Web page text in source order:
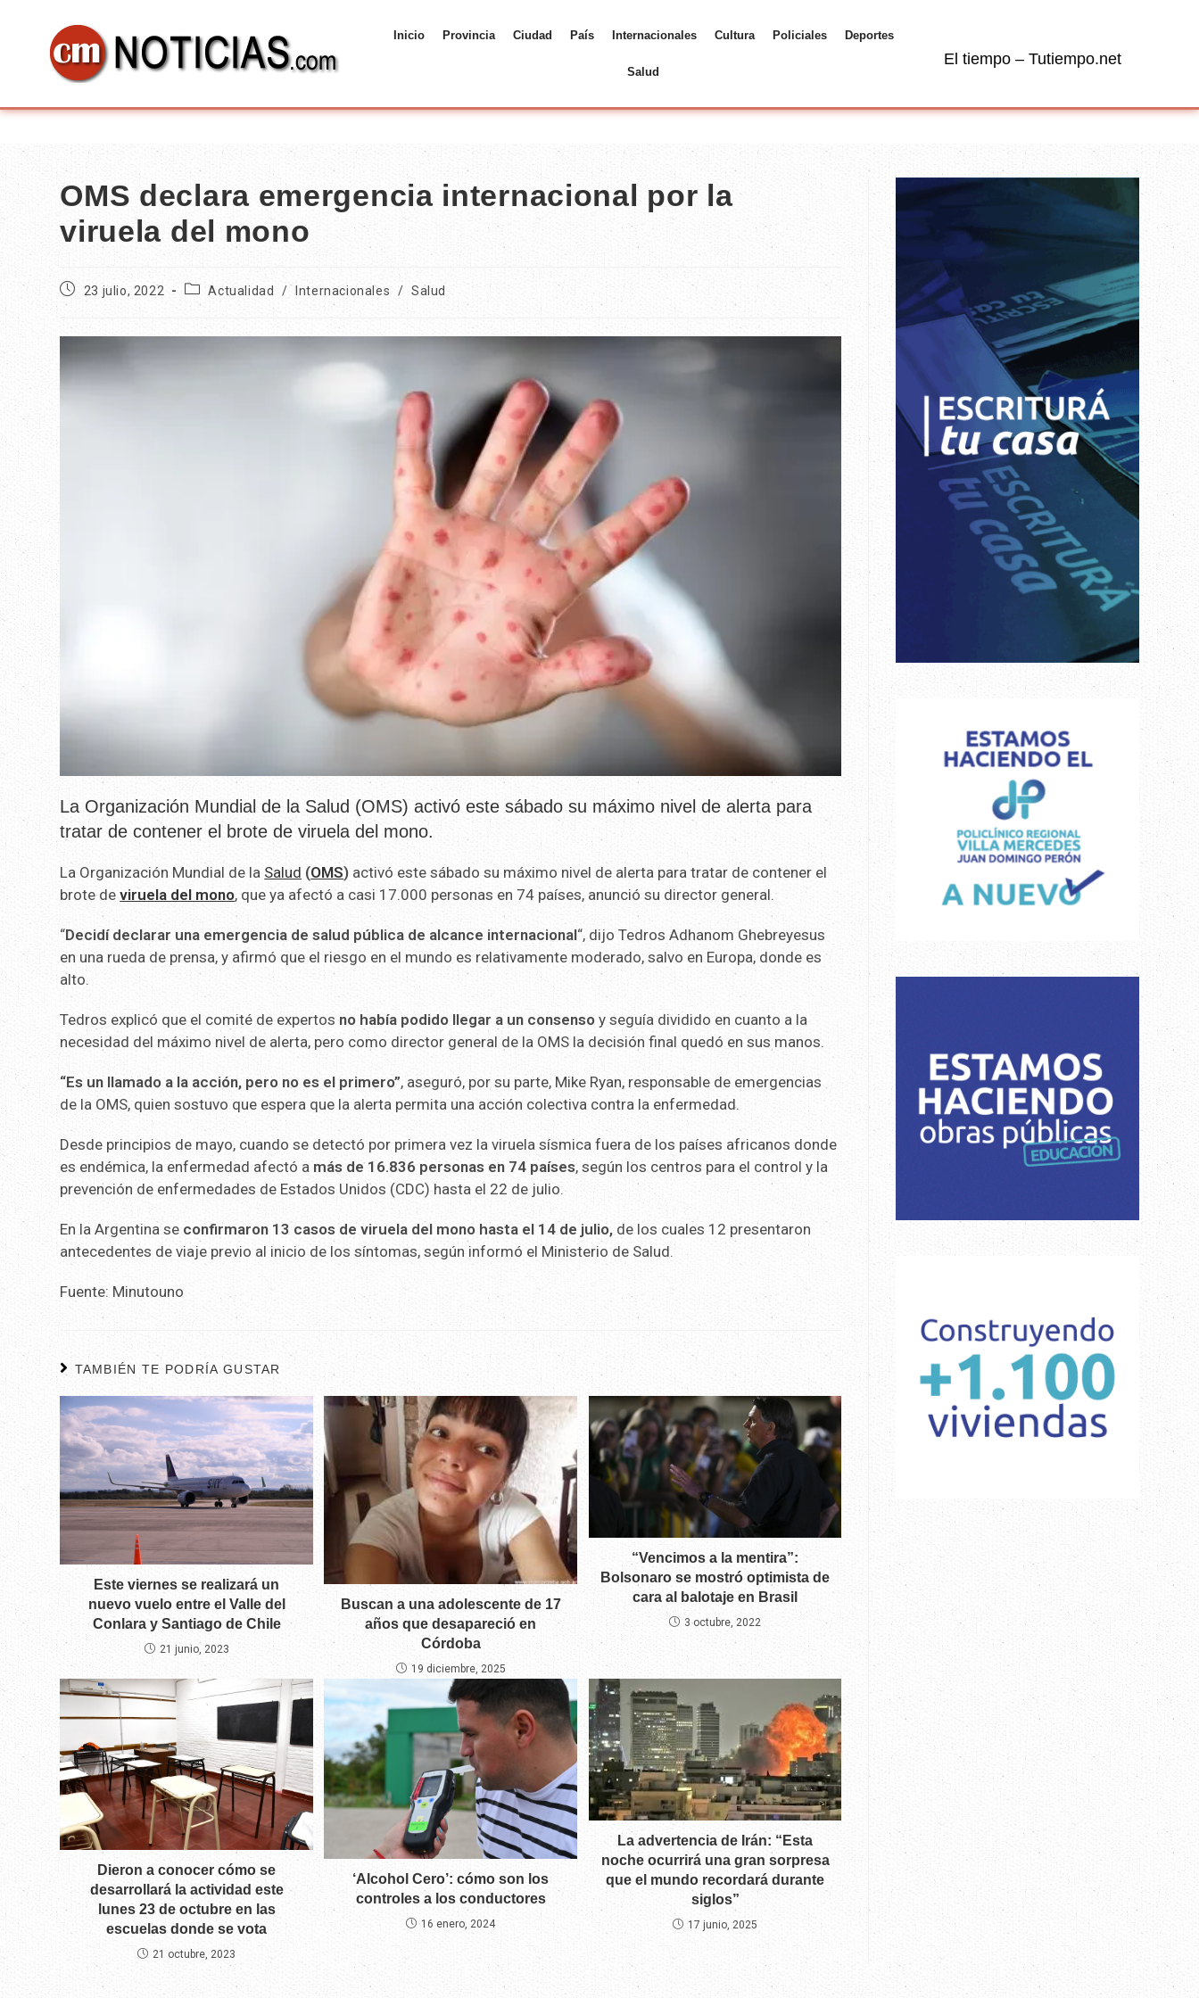
Inicio Provincia Ciudad País Internacionales Cultura Policiales Deportes
Salud
El tiempo – Tutiempo.net
OMS declara emergencia internacional por la
viruela del mono
23 julio, 2022 Actualidad / Internacionales / Salud
La Organización Mundial de la Salud (OMS) activó este sábado su máximo nivel de alerta para
tratar de contener el brote de viruela del mono.
La Organización Mundial de la Salud (OMS) activó este sábado su máximo nivel de alerta para tratar de contener el
brote deviruela del mono, que ya afectó a casi 17.000 personas en 74 países, anunció su director general.
“Decidí declarar una emergencia de salud pública de alcance internacional“, dijo Tedros Adhanom Ghebreyesus
en una rueda de prensa, y afirmó que el riesgo en el mundo es relativamente moderado, salvo en Europa, donde es
alto.
Tedros explicó que el comité de expertos no había podido llegar a un consensoy seguía dividido en cuanto a la
necesidad del máximo nivel de alerta, pero como director general de la OMS la decisión final quedó en sus manos.
“Es un llamado a la acción, pero no es el primero”, aseguró, por su parte, Mike Ryan, responsable de emergencias
de la OMS, quien sostuvo que espera que la alerta permita una acción colectiva contra la enfermedad.
Desde principios de mayo, cuando se detectó por primera vez la viruela sísmica fuera de los países africanos donde
es endémica, la enfermedad afectó a más de 16.836 personas en 74 países, según los centros para el control y la
prevención de enfermedades de Estados Unidos (CDC) hasta el 22 de julio.
En la Argentina se confirmaron 13 casos de viruela del mono hasta el 14 de julio, de los cuales 12 presentaron
antecedentes de viaje previo al inicio de los síntomas, según informó el Ministerio de Salud.
Fuente: Minutouno
TAMBIÉN TE PODRÍA GUSTAR
Este viernes se realizará un
nuevo vuelo entre el Valle del
Conlara y Santiago de Chile
21 junio, 2023
Buscan a una adolescente de 17
años que desapareció en
Córdoba
19 diciembre, 2025
“Vencimos a la mentira”:
Bolsonaro se mostró optimista de
cara al balotaje en Brasil
3 octubre, 2022
Dieron a conocer cómo se
desarrollará la actividad este
lunes 23 de octubre en las
escuelas donde se vota
21 octubre, 2023
‘Alcohol Cero’: cómo son los
controles a los conductores
16 enero, 2024
La advertencia de Irán: “Esta
noche ocurrirá una gran sorpresa
que el mundo recordará durante
siglos”
17 junio, 2025